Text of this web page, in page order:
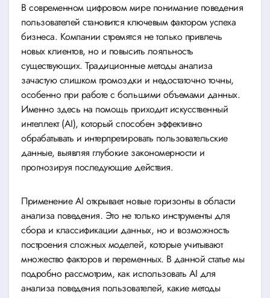
В современном цифровом мире понимание поведения
пользователей становится ключевым фактором успеха
бизнеса. Компании стремятся не только привлечь
новых клиентов, но и повысить лояльность
существующих. Традиционные методы анализа
зачастую слишком громоздки и недостаточно точны,
особенно при работе с большими объемами данных.
Именно здесь на помощь приходит искусственный
интеллект (AI), который способен эффективно
обрабатывать и интерпретировать пользовательские
данные, выявляя глубокие закономерности и
прогнозируя последующие действия.
Применение AI открывает новые горизонты в области
анализа поведения. Это не только инструменты для
сбора и классификации данных, но и возможность
построения сложных моделей, которые учитывают
множество факторов и переменных. В данной статье мы
подробно рассмотрим, как использовать AI для
анализа поведения пользователей, какие методы